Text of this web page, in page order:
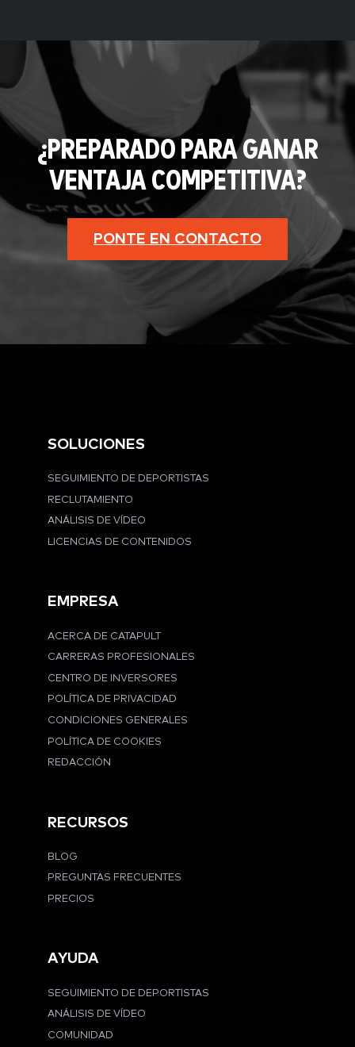
¿PREPARADO PARA GANAR
VENTAJA COMPETITIVA?
PONTE EN CONTACTO
SOLUCIONES
SEGUIMIENTO DE DEPORTISTAS
RECLUTAMIENTO
ANÁLISIS DE VÍDEO
LICENCIAS DE CONTENIDOS
EMPRESA
ACERCA DE CATAPULT
CARRERAS PROFESIONALES
CENTRO DE INVERSORES
POLÍTICA DE PRIVACIDAD
CONDICIONES GENERALES
POLÍTICA DE COOKIES
REDACCIÓN
RECURSOS
BLOG
PREGUNTAS FRECUENTES
PRECIOS
AYUDA
SEGUIMIENTO DE DEPORTISTAS
ANÁLISIS DE VÍDEO
COMUNIDAD